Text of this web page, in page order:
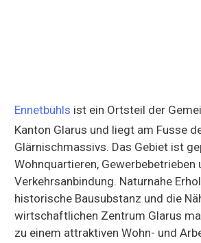
Ennetbühls ist ein Ortsteil der
Kanton Glarus und liegt am Fusse
Glärnischmassivs. Das Gebiet ist
Wohnquartieren, Gewerbebetrieben
Verkehrsanbindung. Naturnahe
historische Bausubstanz und die
wirtschaftlichen Zentrum Glarus
zu einem attraktiven Wohn- und